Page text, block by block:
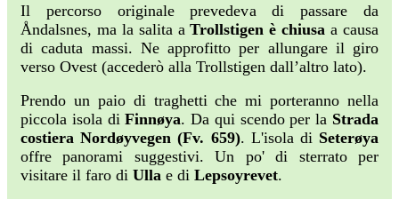
Il percorso originale prevedeva di passare da
Åndalsnes, ma la salita aTrollstigen è chiusa a causa
di caduta massi. Ne approfitto per allungare il giro
verso Ovest (accederò alla Trollstigen dall’altro lato).
Prendo un paio di traghetti che mi porteranno nella
piccola isola diFinnøya. Da qui scendo per la Strada
costiera Nordøyvegen (Fv. 659). L'isola di Seterøya
offre panorami suggestivi. Un po' di sterrato per
visitare il faro di Ulla e di Lepsoyrevet.